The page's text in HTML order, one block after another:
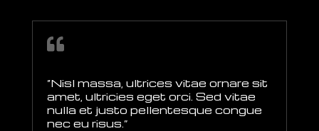

“Nisl massa, ultrices vitae ornare sit
amet, ultricies eget orci. Sed vitae
nulla et justo pellentesque congue
nec eu risus.”